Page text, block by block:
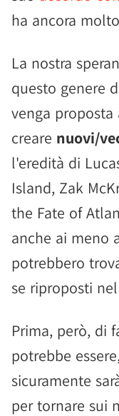
ha ancora
La nostra
questo genere
venga
creare nuovi/
l'eredità di
Island, Zak
the Fate of
anche ai meno
potrebbero
se riproposti
Prima, però, di
potrebbe
sicuramente
per tornare sui